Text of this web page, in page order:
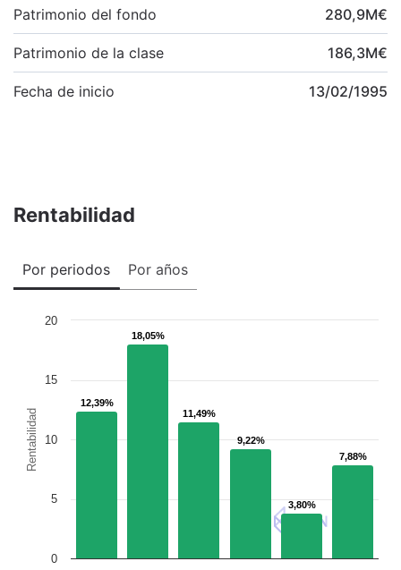
Patrimonio del fondo 280,9M€
Patrimonio de la clase 186,3M€
Fecha de inicio 13/02/1995
Rentabilidad
Por periodos Por años
Rentabilidad
12,39%
12,39%
18,05%
18,05%
11,49%
11,49%
9,22%
9,22%
3,80%
3,80%
7,88%
7,88%
0
5
10
15
20